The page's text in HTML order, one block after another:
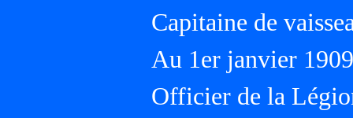
Capitaine de
Au 1er janvier
Officier de la